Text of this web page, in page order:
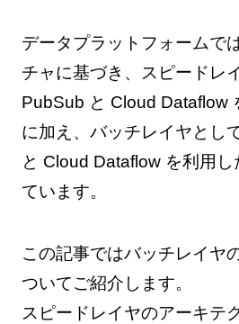
データプラットフォームで
チャに基づき、スピードレ
PubSub と Cloud Dataflow
に加え、バッチレイヤとし
と Cloud Dataflow を利用し
ています。
この記事ではバッチレイヤ
ついてご紹介します。
スピードレイヤのアーキテ